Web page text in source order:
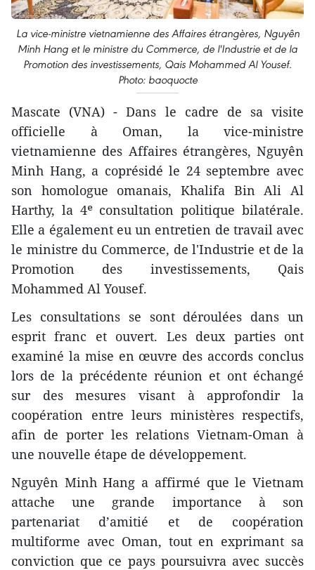
La vice-ministre vietnamienne des Affaires étrangères, Nguyên
Minh Hang et le ministre du Commerce, de l'Industrie et de la
Promotion des investissements, Qais Mohammed Al Yousef.
Photo: baoquocte
Mascate (VNA) - Dans le cadre de sa visite
officielle à Oman, la vice-ministre
vietnamienne des Affaires étrangères, Nguyên
Minh Hang, a coprésidé le 24 septembre avec
son homologue omanais, Khalifa Bin Ali Al
Harthy, la 4ᵉ consultation politique bilatérale.
Elle a également eu un entretien de travail avec
le ministre du Commerce, de l'Industrie et de la
Promotion des investissements, Qais
Mohammed Al Yousef.
Les consultations se sont déroulées dans un
esprit franc et ouvert. Les deux parties ont
examiné la mise en œuvre des accords conclus
lors de la précédente réunion et ont échangé
sur des mesures visant à approfondir la
coopération entre leurs ministères respectifs,
afin de porter les relations Vietnam-Oman à
une nouvelle étape de développement.
Nguyên Minh Hang a affirmé que le Vietnam
attache une grande importance à son
partenariat d’amitié et de coopération
multiforme avec Oman, tout en exprimant sa
conviction que ce pays poursuivra avec succès